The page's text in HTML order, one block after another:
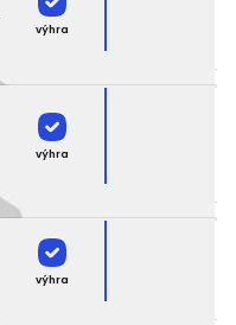
výhra
výhra
výhra